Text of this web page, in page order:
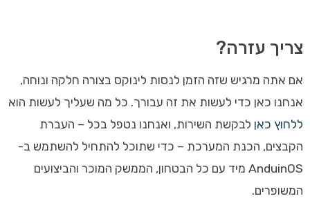
צריך עזרה?
אם אתה מרגיש שזה הזמן לנסות לינוקס בצורה חלקה ונוחה,
אנחנו כאן כדי לעשות את זה עבורך. כל מה שעליך לעשות הוא
ללחוץ כאן לבקשת השירות, ואנחנו נטפל בכל – העברת
הקבצים, הכנת המערכת – כדי שתוכל להתחיל להשתמש ב-
AnduinOS מיד עם כל הבטחון, הממשק המוכר והביצועים
המשופרים.